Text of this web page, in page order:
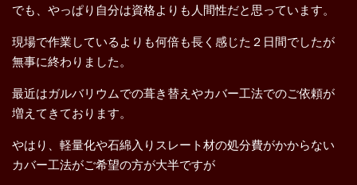
でも、やっぱり自分は資格よりも人間性だと思っています。
現場で作業しているよりも何倍も長く感じた２日間でしたが
無事に終わりました。
最近はガルバリウムでの葺き替えやカバー工法でのご依頼が
増えてきております。
やはり、軽量化や石綿入りスレート材の処分費がかからない
カバー工法がご希望の方が大半ですが